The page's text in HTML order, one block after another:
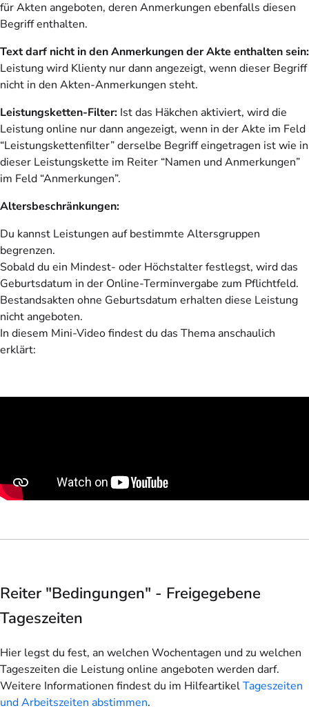
für Akten angeboten, deren Anmerkungen ebenfalls diesen
Begriff enthalten.
Text darf nicht in den Anmerkungen der Akte enthalten sein:
Leistung wird Klienty nur dann angezeigt, wenn dieser Begriff
nicht in den Akten-Anmerkungen steht.
Leistungsketten-Filter: Ist das Häkchen aktiviert, wird die
Leistung online nur dann angezeigt, wenn in der Akte im Feld
“Leistungskettenfilter” derselbe Begriff eingetragen ist wie in
dieser Leistungskette im Reiter “Namen und Anmerkungen”
im Feld “Anmerkungen”.
Altersbeschränkungen:
Du kannst Leistungen auf bestimmte Altersgruppen
begrenzen.
Sobald du ein Mindest- oder Höchstalter festlegst, wird das
Geburtsdatum in der Online-Terminvergabe zum Pflichtfeld.
Bestandsakten ohne Geburtsdatum erhalten diese Leistung
nicht angeboten.
In diesem Mini-Video findest du das Thema anschaulich
erklärt:
Reiter "Bedingungen" - Freigegebene
Tageszeiten
Hier legst du fest, an welchen Wochentagen und zu welchen
Tageszeiten die Leistung online angeboten werden darf.
Weitere Informationen findest du im HilfeartikelTageszeiten
und Arbeitszeiten abstimmen.